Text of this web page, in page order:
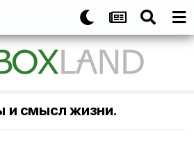
и смысл жизни.